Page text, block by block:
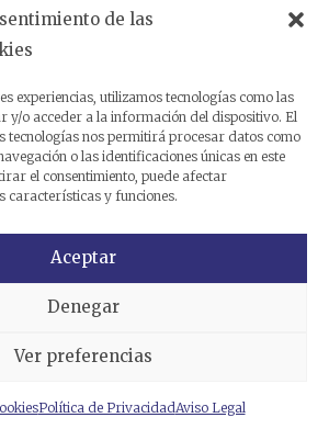
de las
experiencias, utilizamos tecnologías como las
y/o acceder a la información del dispositivo. El
tecnologías nos permitirá procesar datos como
o las identificaciones únicas en este
el consentimiento, puede afectar
características y funciones.
Aceptar
Denegar
Ver preferencias
Política de PrivacidadAviso Legal
relacionados